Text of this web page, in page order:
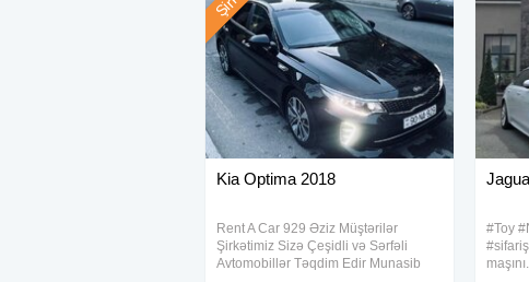
Kia Optima 2018
Rent A Car 929 Əziz Müştərilər
Şirkətimiz Sizə Çeşidli və Sərfəli
Avtomobillər Təqdim Edir Munasib
#Toy